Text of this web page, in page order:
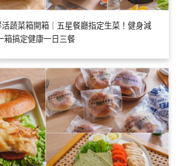
活蔬菜箱開箱｜五星餐廳指定生菜！健身減
箱搞定健康一日三餐